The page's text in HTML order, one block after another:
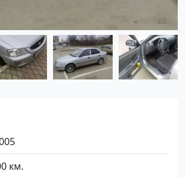
км.